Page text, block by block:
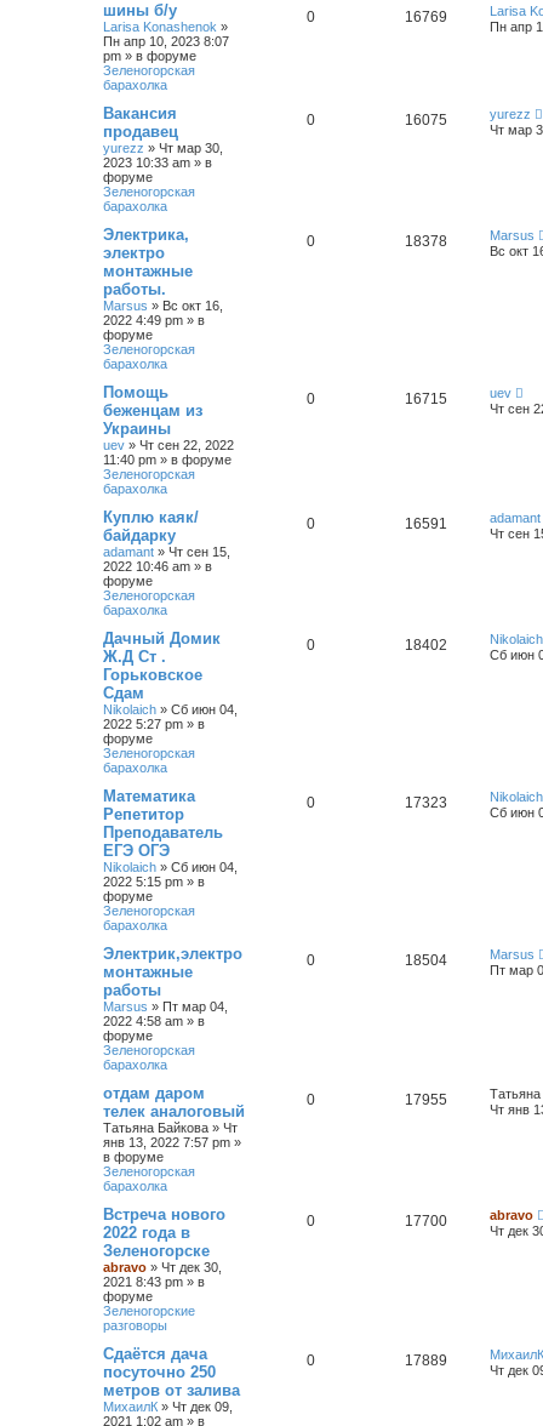
шины б/у
Larisa Konashenok »
Пн апр 10, 2023 8:07
pm » в форуме
Зеленогорская
барахолка
0 16769
Larisa
Пн апр
Вакансия
продавец
yurezz » Чт мар 30,
2023 10:33 am » в
форуме
Зеленогорская
барахолка
0 16075
yurezz
Чт мар
Электрика,
электро
монтажные
работы.
Marsus » Вс окт 16,
2022 4:49 pm » в
форуме
Зеленогорская
барахолка
0 18378
Marsus
Вс окт
Помощь
беженцам из
Украины
uev » Чт сен 22, 2022
11:40 pm » в форуме
Зеленогорская
барахолка
0 16715
uev
Чт сен
Куплю каяк/
байдарку
adamant » Чт сен 15,
2022 10:46 am » в
форуме
Зеленогорская
барахолка
0 16591
adamant
Чт сен
Дачный Домик
Ж.Д Ст .
Горьковское
Сдам
Nikolaich » Сб июн 04,
2022 5:27 pm » в
форуме
Зеленогорская
барахолка
0 18402
Nikolaich
Сб июн
Математика
Репетитор
Преподаватель
ЕГЭ ОГЭ
Nikolaich » Сб июн 04,
2022 5:15 pm » в
форуме
Зеленогорская
барахолка
0 17323
Nikolaich
Сб июн
Электрик,электро
монтажные
работы
Marsus » Пт мар 04,
2022 4:58 am » в
форуме
Зеленогорская
барахолка
0 18504
Marsus
Пт мар
отдам даром
телек аналоговый
Татьяна Байкова » Чт
янв 13, 2022 7:57 pm »
в форуме
Зеленогорская
барахолка
0 17955
Чт янв
Встреча нового
2022 года в
Зеленогорске
abravo » Чт дек 30,
2021 8:43 pm » в
форуме
Зеленогорские
разговоры
0 17700
abravo
Чт дек
Сдаётся дача
посуточно 250
метров от залива
МихаилК » Чт дек 09,
2021 1:02 am » в
0 17889
МихаилК
Чт дек